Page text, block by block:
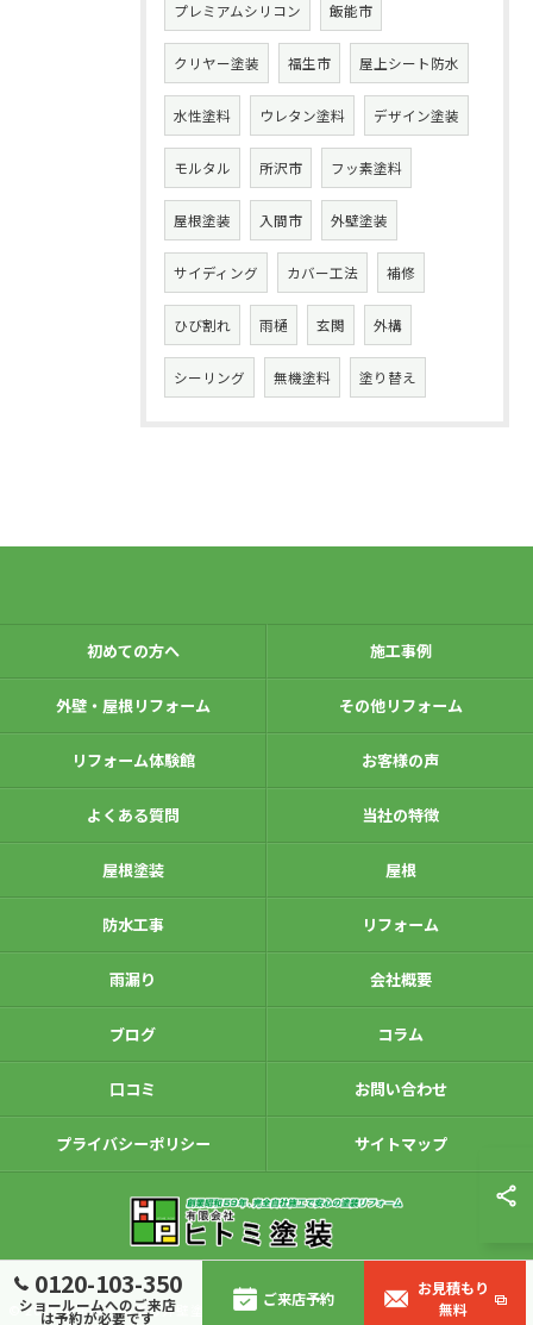
プレミアムシリコン 飯能市
クリヤー塗装 福生市 屋上シート防水
水性塗料 ウレタン塗料 デザイン塗装
モルタル 所沢市 フッ素塗料
屋根塗装 入間市 外壁塗装
サイディング カバー工法 補修
ひび割れ 雨樋 玄関 外構
シーリング 無機塗料 塗り替え
0120-103-350
ショールームへのご来店
は予約が必要です
ご来店予約
お見積もり
無料
初めての方へ 施工事例
外壁・屋根リフォーム その他リフォーム
リフォーム体験館 お客様の声
よくある質問 当社の特徴
屋根塗装 屋根
防水工事 リフォーム
雨漏り 会社概要
ブログ コラム
口コミ お問い合わせ
プライバシーポリシー サイトマップ
© 2026 埼玉県入間市の外壁塗装は有限会社ヒトミ塗装 ALL RIGHTS RESERVED.